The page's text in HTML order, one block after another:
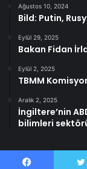
Ağustos 10, 2024
Bild: Putin,
Eylül 29, 2025
Bakan Fidan
Eylül 2, 2025
TBMM
Aralık 2, 2025
İngiltere’nin
bilimleri